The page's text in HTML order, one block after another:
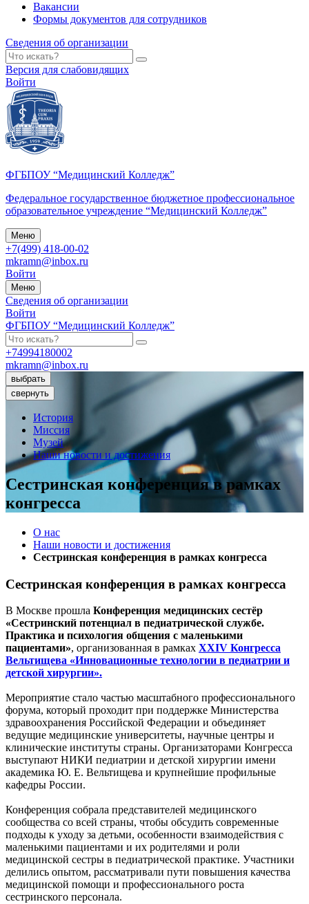
Вакансии
Формы документов для сотрудников
Сведения об организации
Версия для слабовидящих
Войти
ФГБПОУ “Медицинский Колледж”
Федеральное государственное бюджетное профессиональное
образовательное учреждение “Медицинский Колледж”
Меню
+7(499) 418-00-02
mkramn@inbox.ru
Войти
Меню
Сведения об организации
Войти
ФГБПОУ “Медицинский Колледж”
+74994180002
mkramn@inbox.ru
выбрать
свернуть
История
Миссия
Музей
Наши новости и достижения
Сестринская конференция в рамках
конгресса
О нас
Наши новости и достижения
Сестринская конференция в рамках конгресса
Сестринская конференция в рамках конгресса
В Москве прошла Конференция медицинских сестёр
«Сестринский потенциал в педиатрической службе.
Практика и психология общения с маленькими
пациентами», организованная в рамках XXIV Конгресса
Вельтищева «Инновационные технологии в педиатрии и
детской хирургии».
Мероприятие стало частью масштабного профессионального
форума, который проходит при поддержке Министерства
здравоохранения Российской Федерации и объединяет
ведущие медицинские университеты, научные центры и
клинические институты страны. Организаторами Конгресса
выступают НИКИ педиатрии и детской хирургии имени
академика Ю. Е. Вельтищева и крупнейшие профильные
кафедры России.
Конференция собрала представителей медицинского
сообщества со всей страны, чтобы обсудить современные
подходы к уходу за детьми, особенности взаимодействия с
маленькими пациентами и их родителями и роли
медицинской сестры в педиатрической практике. Участники
делились опытом, рассматривали пути повышения качества
медицинской помощи и профессионального роста
сестринского персонала.